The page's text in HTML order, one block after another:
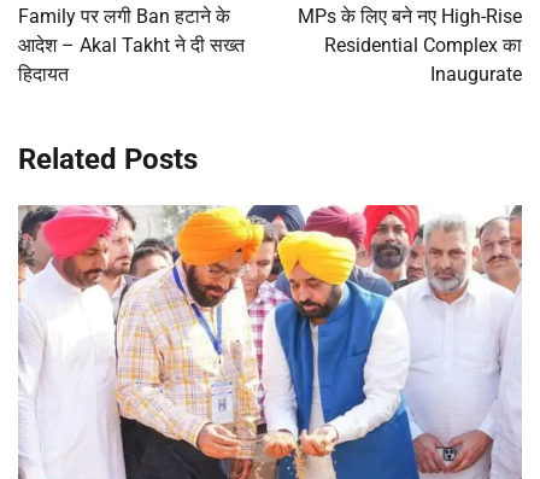
Family पर लगी Ban हटाने के
आदेश – Akal Takht ने दी सख्त
हिदायत
MPs के लिए बने नए High-Rise
Residential Complex का
Inaugurate
Related Posts